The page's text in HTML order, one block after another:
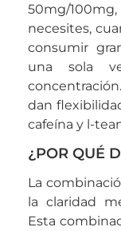
50mg/
necesites,
consumir
una sola
dan
cafeína y l-
¿POR QUÉ
La
la claridad
Esta